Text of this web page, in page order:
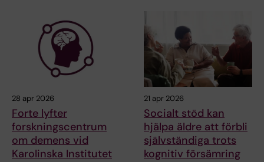
28 apr 2026
Forte lyfter
forskningscentrum
om demens vid
Karolinska Institutet
21 apr 2026
Socialt stöd kan
hjälpa äldre att förbli
självständiga trots
kognitiv försämring